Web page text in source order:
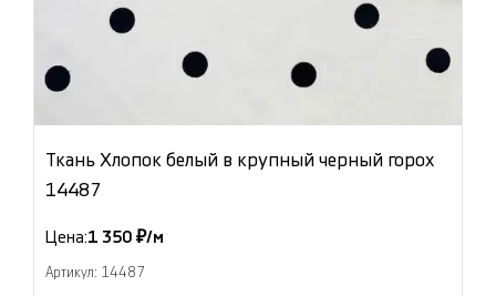
Ткань Хлопок белый в крупный черный горох
14487
Цена:1 350 ₽/м
Артикул: 14487